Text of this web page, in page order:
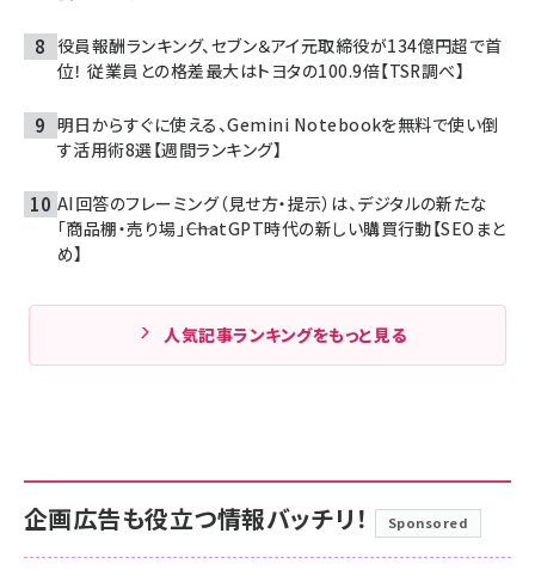
役員報酬ランキング、セブン＆アイ元取締役が134億円超で首
位！ 従業員との格差最大はトヨタの100.9倍【TSR調べ】
明日からすぐに使える、Gemini Notebookを無料で使い倒
す活用術8選【週間ランキング】
AI回答のフレーミング（見せ方・提示）は、デジタルの新たな
「商品棚・売り場」――ChatGPT時代の新しい購買行動【SEOまと
め】
人気記事ランキングをもっと見る
企画広告も役立つ情報バッチリ！ Sponsored